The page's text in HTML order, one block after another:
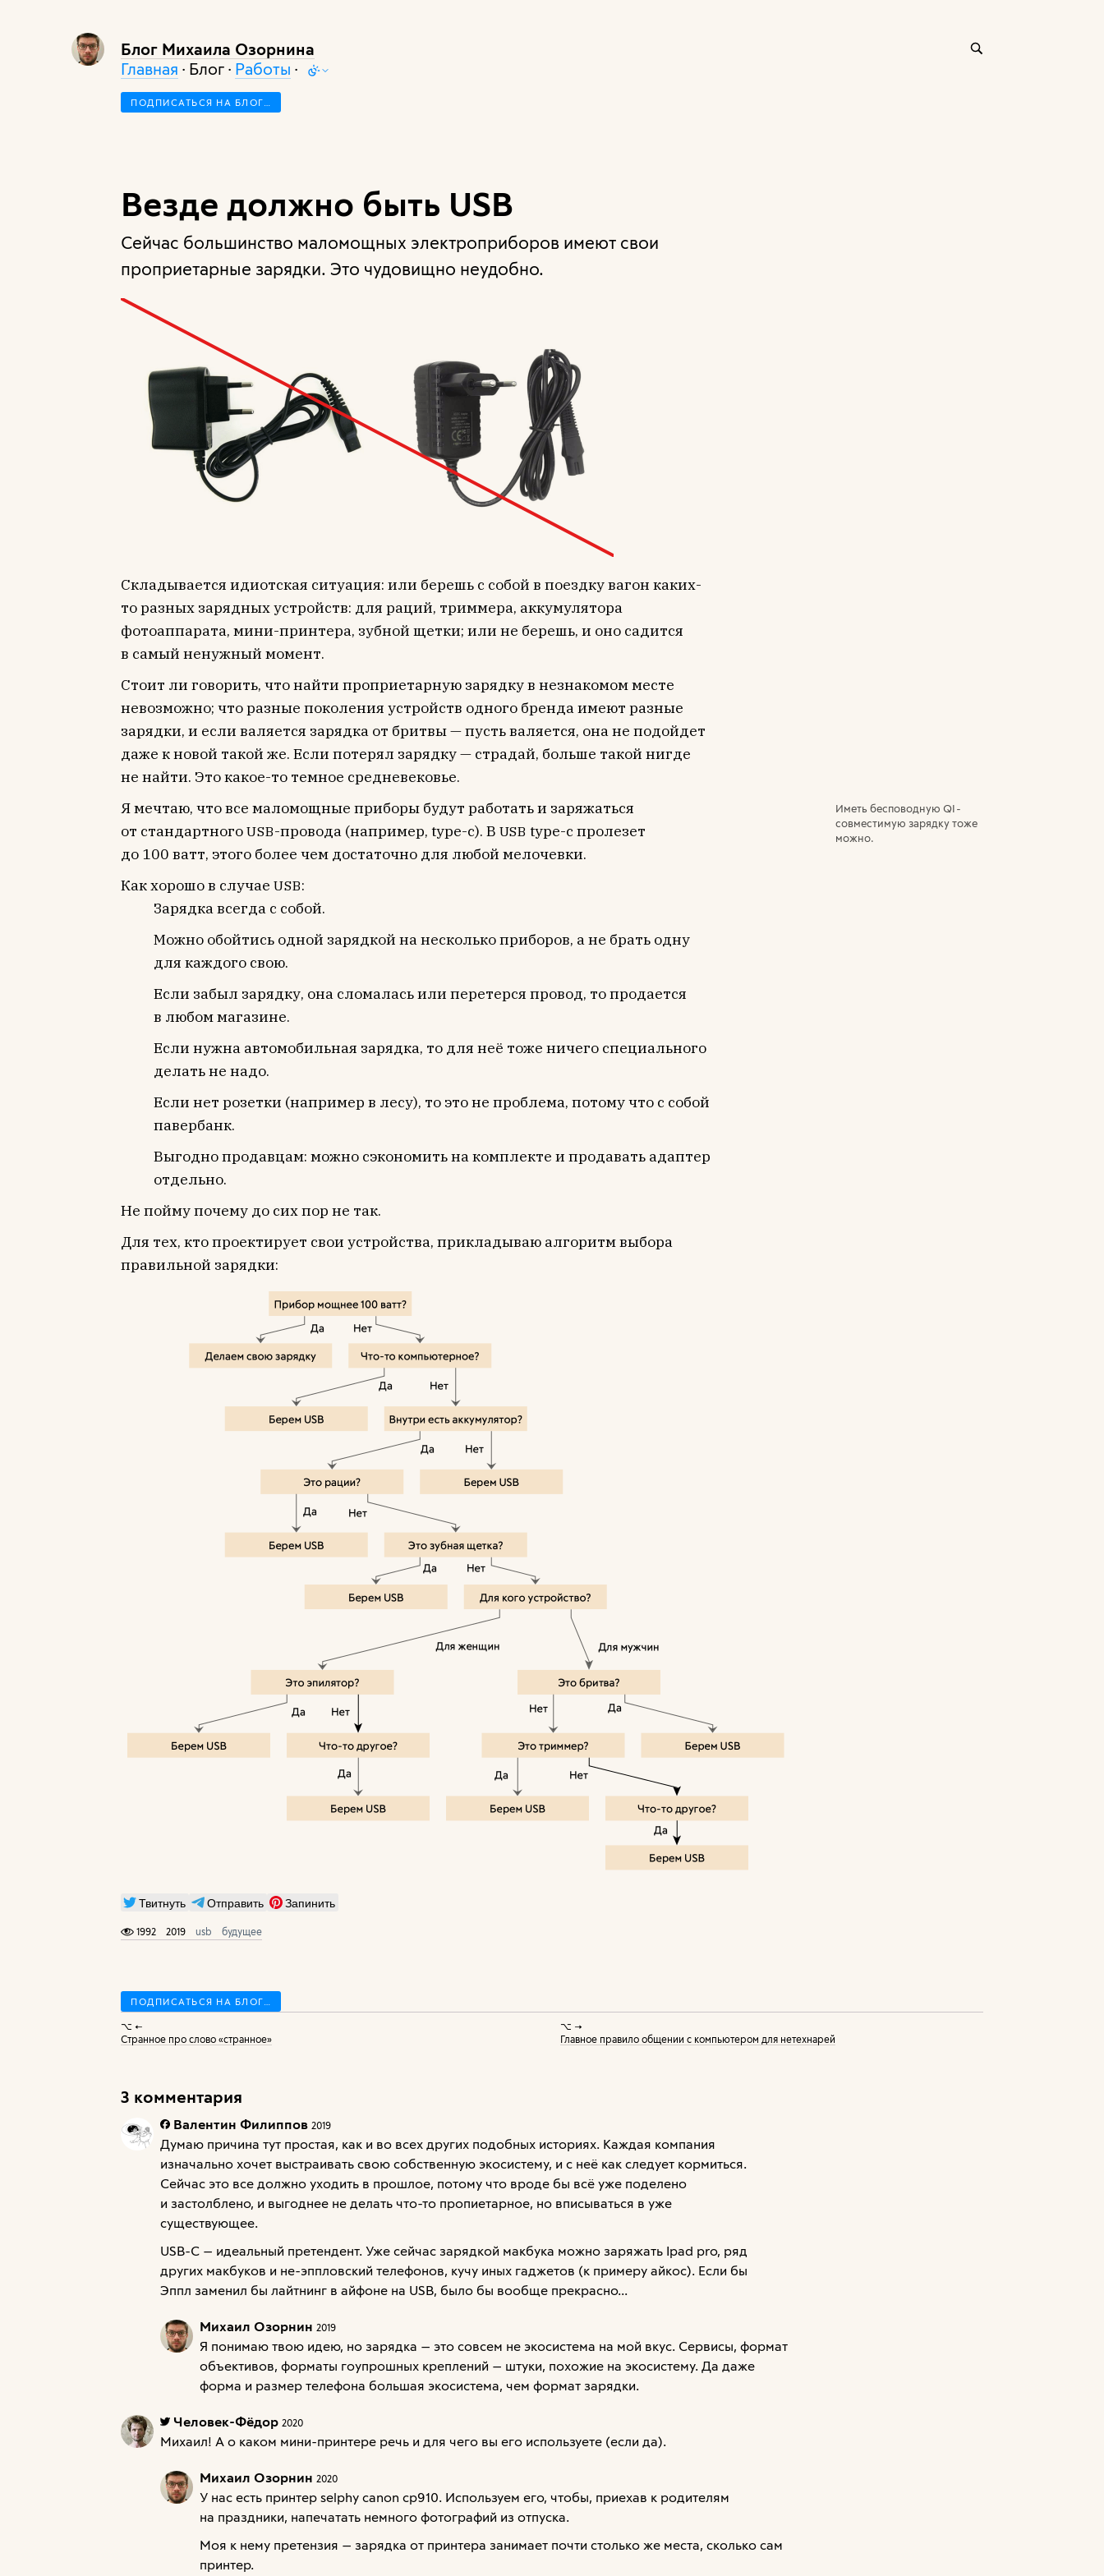
Блог Михаила Озорнина
Главная · Блог · Работы ·
ПОДПИСАТЬСЯ НА БЛОГ…
Везде должно быть USB
Сейчас большинство маломощных электроприборов имеют свои
проприетарные зарядки. Это чудовищно неудобно.
Складывается идиотская ситуация: или берешь с собой в поездку вагон каких-
то разных зарядных устройств: для раций, триммера, аккумулятора
фотоаппарата, мини-принтера, зубной щетки; или не берешь, и оно садится
в самый ненужный момент.
Стоит ли говорить, что найти проприетарную зарядку в незнакомом месте
невозможно; что разные поколения устройств одного бренда имеют разные
зарядки, и если валяется зарядка от бритвы — пусть валяется, она не подойдет
даже к новой такой же. Если потерял зарядку — страдай, больше такой нигде
не найти. Это какое-то темное средневековье.
Иметь бесповодную QI-
совместимую зарядку тоже
можно.
Я мечтаю, что все маломощные приборы будут работать и заряжаться
от стандартногоUSB-провода (например, type-c). В USB type-c пролезет
до 100 ватт, этого более чем достаточно для любой мелочевки.
Как хорошо в случаеUSB:
Зарядка всегда с собой.
Можно обойтись одной зарядкой на несколько приборов, а не брать одну
для каждого свою.
Если забыл зарядку, она сломалась или перетерся провод, то продается
в любом магазине.
Если нужна автомобильная зарядка, то для неё тоже ничего специального
делать не надо.
Если нет розетки (например в лесу), то это не проблема, потому что с собой
павербанк.
Выгодно продавцам: можно сэкономить на комплекте и продавать адаптер
отдельно.
Не пойму почему до сих пор не так.
Для тех, кто проектирует свои устройства, прикладываю алгоритм выбора
правильной зарядки:
Твитнуть Отправить Запинить
1992 2019 usb будущее
ПОДПИСАТЬСЯ НА БЛОГ…
⌥ ←
Странное про слово «странное»
⌥ →
Главное правило общении с компьютером для нетехнарей
3 комментария
Валентин Филиппов 2019
Думаю причина тут простая, как и во всех других подобных историях. Каждая компания
изначально хочет выстраивать свою собственную экосистему, и с неё как следует кормиться.
Сейчас это все должно уходить в прошлое, потому что вроде бы всё уже поделено
и застолблено, и выгоднее не делать что-то пропиетарное, но вписываться в уже
существующее.
USB-C — идеальный претендент. Уже сейчас зарядкой макбука можно заряжать Ipad pro, ряд
других макбуков и не-эппловский телефонов, кучу иных гаджетов (к примеру айкос). Если бы
Эппл заменил бы лайтнинг в айфоне на USB, было бы вообще прекрасно...
Михаил Озорнин 2019
Я понимаю твою идею, но зарядка — это совсем не экосистема на мой вкус. Сервисы, формат
объективов, форматы гоупрошных креплений — штуки, похожие на экосистему. Да даже
форма и размер телефона большая экосистема, чем формат зарядки.
Человек-Фёдор 2020
Михаил! А о каком мини-принтере речь и для чего вы его используете (если да).
Михаил Озорнин 2020
У нас есть принтер selphy canon cp910. Используем его, чтобы, приехав к родителям
на праздники, напечатать немного фотографий из отпуска.
Моя к нему претензия — зарядка от принтера занимает почти столько же места, сколько сам
принтер.